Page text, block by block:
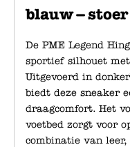
blauw –
De PME Legend
sportief silhouet
Uitgevoerd in
biedt deze sneaker
draagcomfort. Het
voetbed zorgt voor
combinatie van